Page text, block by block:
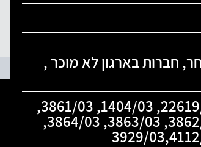
חברות בארגון לא מוכר ,
22619/03, 1404/03, 3861/03,
3862/03, 3863/03, 3864/03,
3929/